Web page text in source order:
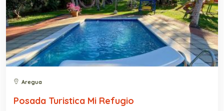
Aregua
Posada Turistica Mi Refugio